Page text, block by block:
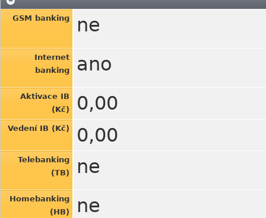
GSM banking ne
Internet
banking
ano
Aktivace IB
(Kč)
0,00
Vedení IB (Kč) 0,00
Telebanking
(TB)
ne
Homebanking
(HB)
ne